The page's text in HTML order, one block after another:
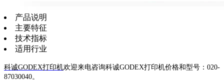
产品说明
主要特征
技术指标
适用行业
科诚GODEX打印机欢迎来电咨询科诚GODEX打印机价格和型号：020-
87030040。